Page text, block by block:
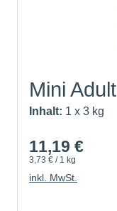
Mini
Inhalt: 1 x 3 kg
11,19 €
3,73 € / 1 kg
inkl. MwSt.